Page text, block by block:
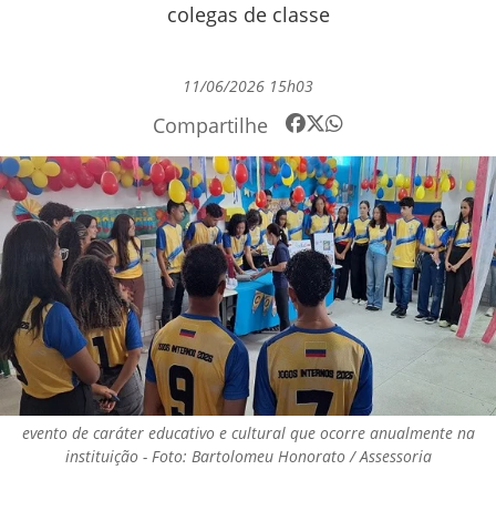
colegas de classe
11/06/2026 15h03
Compartilhe
evento de caráter educativo e cultural que ocorre anualmente na
instituição - Foto: Bartolomeu Honorato / Assessoria